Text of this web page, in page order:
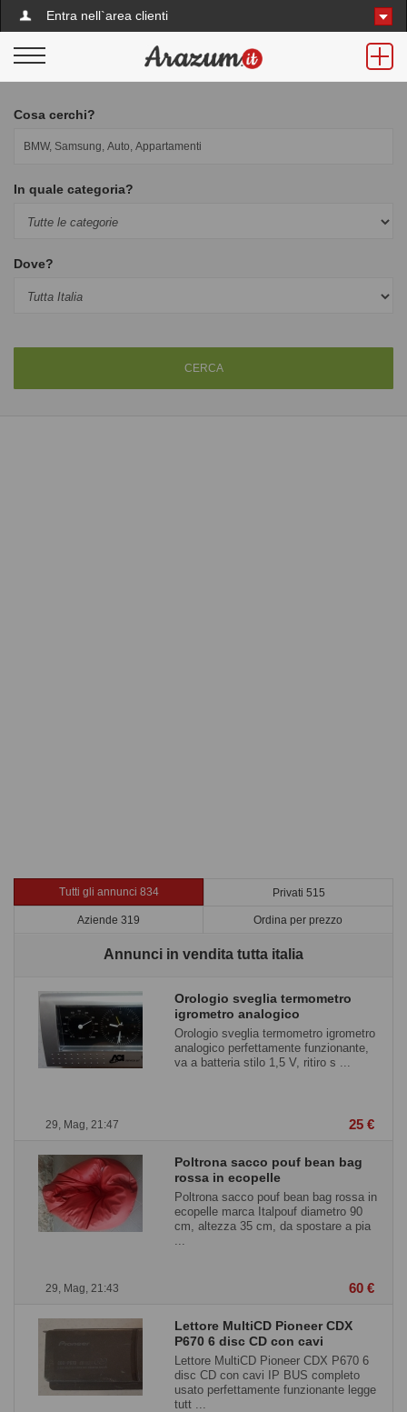
Entra nell`area clienti
Cosa cerchi?
In quale categoria?
Dove?
CERCA
Tutti gli annunci 834 Privati 515
Aziende 319 Ordina per prezzo
Annunci in vendita tutta italia
29, Mag, 21:47
Orologio sveglia termometro
igrometro analogico
Orologio sveglia termometro igrometro
analogico perfettamente funzionante,
va a batteria stilo 1,5 V, ritiro s ...
25 €
29, Mag, 21:43
Poltrona sacco pouf bean bag
rossa in ecopelle
Poltrona sacco pouf bean bag rossa in
ecopelle marca Italpouf diametro 90
cm, altezza 35 cm, da spostare a pia
...
60 €
Lettore MultiCD Pioneer CDX
P670 6 disc CD con cavi
Lettore MultiCD Pioneer CDX P670 6
disc CD con cavi IP BUS completo
usato perfettamente funzionante legge
tutt ...